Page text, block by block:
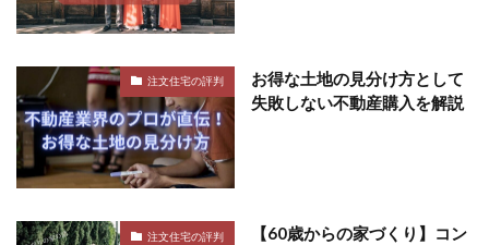
注文住宅の評判
お得な土地の見分け方として
失敗しない不動産購入を解説
注文住宅の評判
【60歳からの家づくり】コン